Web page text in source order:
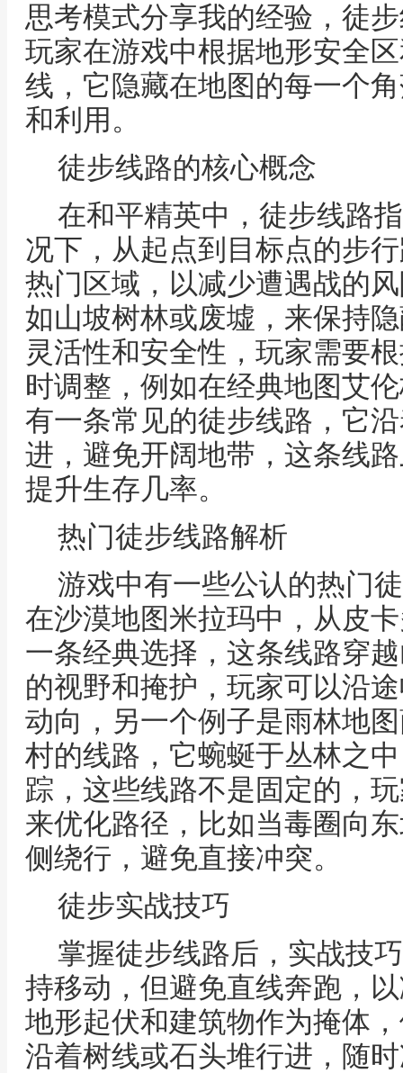
思考模式分享我的经验，徒
玩家在游戏中根据地形安全
线，它隐藏在地图的每一个
和利用。
徒步线路的核心概念
在和平精英中，徒步线路
况下，从起点到目标点的步
热门区域，以减少遭遇战的
如山坡树林或废墟，来保持
灵活性和安全性，玩家需要
时调整，例如在经典地图艾
有一条常见的徒步线路，它
进，避免开阔地带，这条线
提升生存几率。
热门徒步线路解析
游戏中有一些公认的热门
在沙漠地图米拉玛中，从皮
一条经典选择，这条线路穿
的视野和掩护，玩家可以沿
动向，另一个例子是雨林地
村的线路，它蜿蜒于丛林之
踪，这些线路不是固定的，
来优化路径，比如当毒圈向
侧绕行，避免直接冲突。
徒步实战技巧
掌握徒步线路后，实战技
持移动，但避免直线奔跑，
地形起伏和建筑物作为掩体
沿着树线或石头堆行进，随